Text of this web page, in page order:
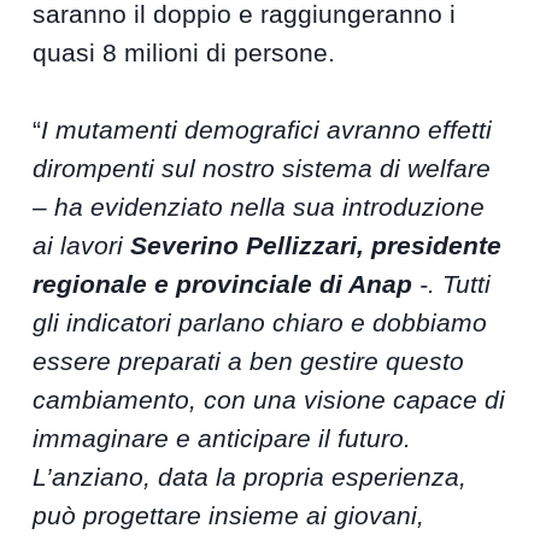
saranno il doppio e raggiungeranno i
quasi 8 milioni di persone.
“I mutamenti demografici avranno effetti
dirompenti sul nostro sistema di welfare
– ha evidenziato nella sua introduzione
ai lavoriSeverino Pellizzari, presidente
regionale e provinciale di Anap -. Tutti
gli indicatori parlano chiaro e dobbiamo
essere preparati a ben gestire questo
cambiamento, con una visione capace di
immaginare e anticipare il futuro.
L’anziano, data la propria esperienza,
può progettare insieme ai giovani,